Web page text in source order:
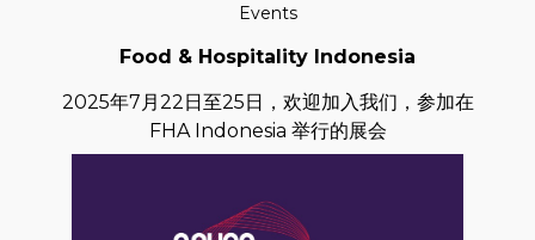
Events
Food & Hospitality Indonesia
2025年7月22日至25日，欢迎加入我们，参加在
FHA Indonesia 举行的展会